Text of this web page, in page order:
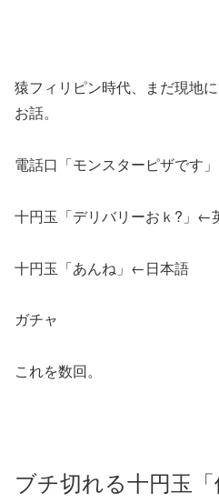
猿フィリピン時代、まだ現地
お話。
電話口「モンスターピザです
十円玉「デリバリーおｋ?」←
十円玉「あんね」←日本語
ガチャ
これを数回。
ブチ切れる十円玉